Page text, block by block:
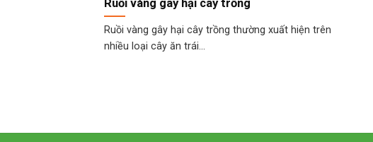
Ruồi vàng gây hại cây trồng
Ruồi vàng gây hại cây trồng thường xuất hiện trên
nhiều loại cây ăn trái...